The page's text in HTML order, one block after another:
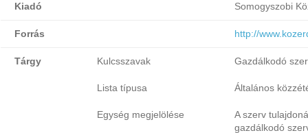
Kiadó Somogyszobi
Forrás http://
Tárgy Kulcsszavak Gazdálkodó
Lista típusa Általános
Egység megjelölése
A szerv
gazdálkodó